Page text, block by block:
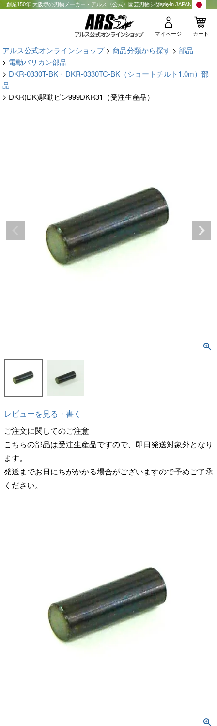
創業150年 大阪堺の刃物メーカー・アルス〈公式〉園芸刃物ショップMade in JAPAN
マイページ カート
アルス公式オンラインショップ 商品分類から探す
部品
電動バリカン部品
DKR-0330T-BK・DKR-0330TC-BK（ショートチルト1.0m）部
品
DKR(DK)駆動ピン999DKR31（受注生産品）
レビューを見る・書く
ご注文に関してのご注意
こちらの部品は受注生産品ですので、即日発送対象外となり
ます。
発送までお日にちがかかる場合がございますので予めご了承
ください。